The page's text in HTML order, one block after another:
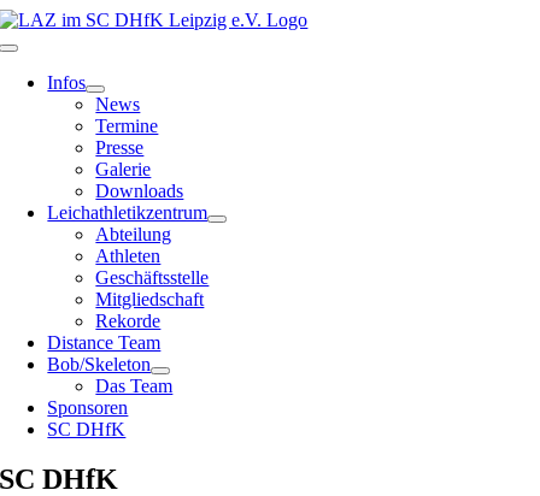
Zum
Inhalt
Toggle
Navigation
Infos
News
Termine
Presse
Galerie
Downloads
Leichathletikzentrum
Abteilung
Athleten
Geschäftsstelle
Mitgliedschaft
Rekorde
Distance Team
Bob/Skeleton
Das Team
Sponsoren
SC DHfK
SC DHfK